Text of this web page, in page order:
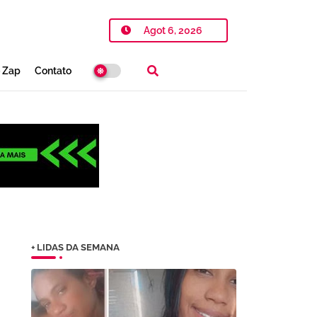
Agot 6, 2026
Zap Contato
+ LIDAS DA SEMANA